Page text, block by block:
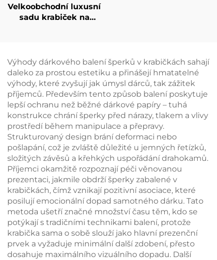
Velkoobchodní luxusní
sadu krabiček na
a náušnice, krabička s
třídou pro balení,
personalizovaná
dárková krabička,
dávkové balení
Výhody dárkového balení šperků v krabičkách sahají
daleko za prostou estetiku a přinášejí hmatatelné
výhody, které zvyšují jak úmysl dárců, tak zážitek
příjemců. Především tento způsob balení poskytuje
lepší ochranu než běžné dárkové papíry – tuhá
konstrukce chrání šperky před nárazy, tlakem a vlivy
prostředí během manipulace a přepravy.
Strukturovaný design brání deformaci nebo
pošlapání, což je zvláště důležité u jemných řetízků,
složitých závěsů a křehkých uspořádání drahokamů.
Příjemci okamžitě rozpoznají péči věnovanou
prezentaci, jakmile obdrží šperky zabalené v
krabičkách, čímž vznikají pozitivní asociace, které
posilují emocionální dopad samotného dárku. Tato
metoda ušetří značné množství času těm, kdo se
potýkají s tradičními technikami balení, protože
krabička sama o sobě slouží jako hlavní prezenční
prvek a vyžaduje minimální další zdobení, přesto
dosahuje maximálního vizuálního dopadu. Další